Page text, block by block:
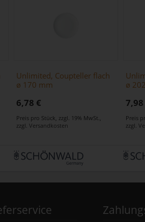
Unlimited, Coupteller flach
ø 170 mm
6,78 €
Preis pro Stück, zzgl. 19% MwSt.,
zzgl. Versandkosten
ø
7,98
Preis
zzgl.